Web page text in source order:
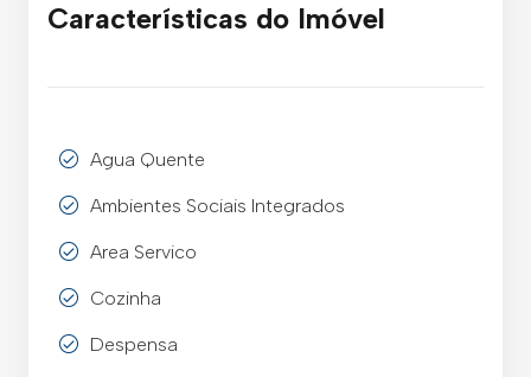
Características do Imóvel
Agua Quente
Ambientes Sociais Integrados
Area Servico
Cozinha
Despensa